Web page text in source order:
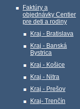
Faktúry a
objednávky Centier
pre deti a rodiny
Kraj - Bratislava
Kraj - Banská
Bystrica
Kraj - Košice
Kraj - Nitra
Kraj - Prešov
Kraj- Trenčín